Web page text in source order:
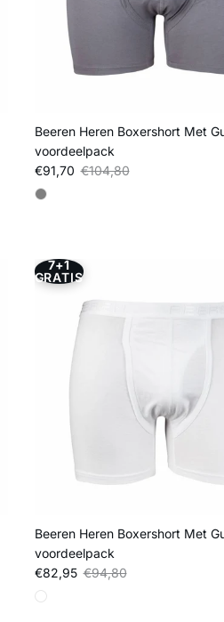
Beeren Heren Boxershort Met
voordeelpack
Verkoopprijs
€91,70 Reguliere prijs
€104,80
7+1
GRATIS
Beeren Heren Boxershort Met
voordeelpack
Verkoopprijs
€82,95 Reguliere prijs
€94,80